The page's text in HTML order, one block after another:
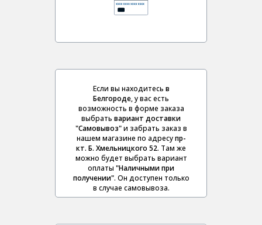
Если вы находитесь в
Белгороде, у вас есть
возможность в форме заказа
выбрать вариант доставки
"Самовывоз"и забрать заказ в
нашем магазине по адресупр-
кт. Б. Хмельницкого 52. Там же
можно будет выбрать вариант
оплаты "Наличными при
получении". Он доступен только
в случае самовывоза.